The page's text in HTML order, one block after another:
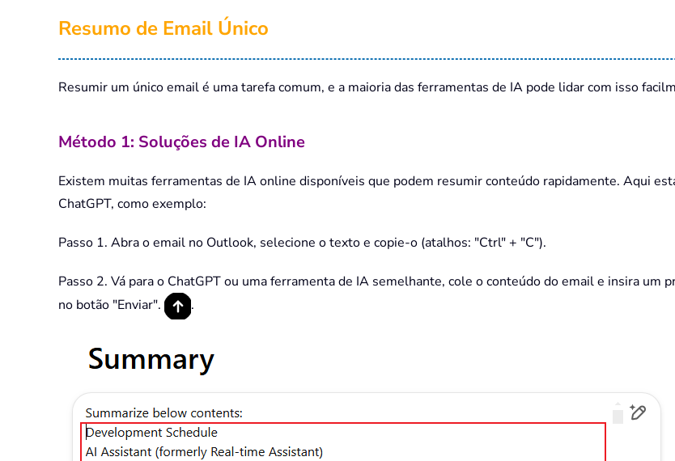
Resumo de Email Único
Resumir um único email é uma tarefa comum, e a maioria das ferramentas de IA pode lidar com isso
Método 1: Soluções de IA Online
Existem muitas ferramentas de IA online disponíveis que podem resumir conteúdo rapidamente. Aqui
ChatGPT, como exemplo:
Passo 1. Abra o email no Outlook, selecione o texto e copie-o (atalhos: "Ctrl" + "C").
Passo 2. Vá para o ChatGPT ou uma ferramenta de IA semelhante, cole o conteúdo do email e insira um
no botão "Enviar".
.